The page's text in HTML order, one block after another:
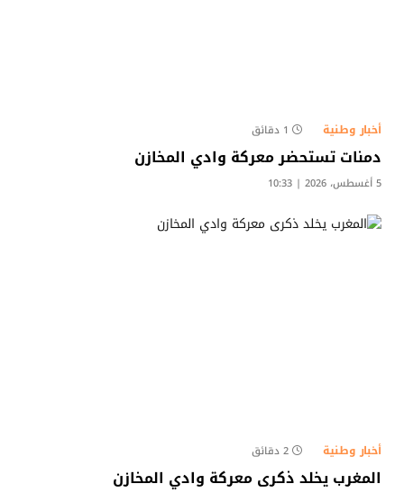
أخبار وطنية 1 دقائق
دمنات تستحضر معركة وادي المخازن
5 أغسطس، 2026 | 10:33
أخبار وطنية 2 دقائق
المغرب يخلد ذكرى معركة وادي المخازن